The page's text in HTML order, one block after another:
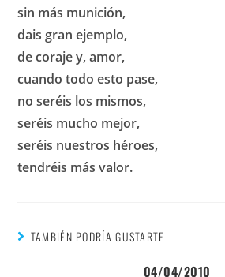
sin más munición,
dais gran ejemplo,
de coraje y, amor,
cuando todo esto pase,
no seréis los mismos,
seréis mucho mejor,
seréis nuestros héroes,
tendréis más valor.
TAMBIÉN PODRÍA GUSTARTE
04/04/2010